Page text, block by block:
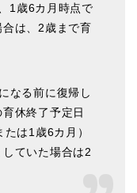
1歳6カ月時点で
は、2歳まで育
なる前に復帰し
休終了予定日
は1歳6カ月）
ていた場合は2